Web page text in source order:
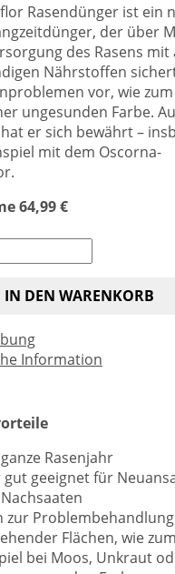
Rasendünger ist ein
der über
des Rasens mit
Nährstoffen
vor, wie
ungesunden Farbe.
er sich bewährt –
mit dem Oscorna-
64,99€
IN DEN WARENKORB
Information
Rasenjahr
gut geeignet für
zur Problembehandlung
Flächen, wie
bei Moos, Unkraut